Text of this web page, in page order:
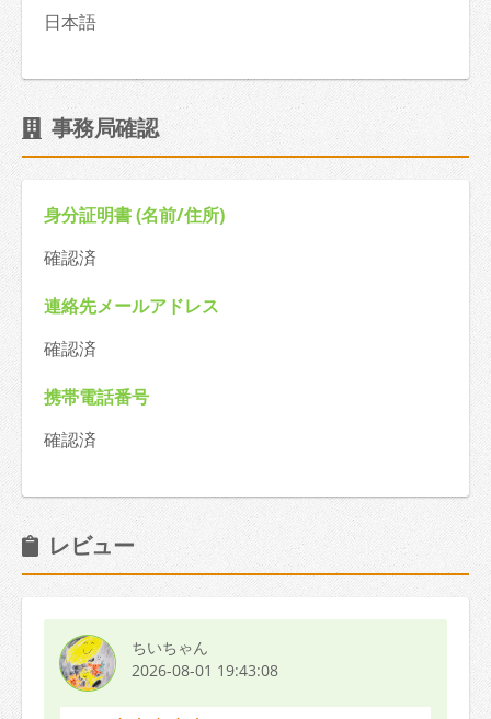
日本語
事務局確認
身分証明書 (名前/住所)
確認済
連絡先メールアドレス
確認済
携帯電話番号
確認済
レビュー
ちいちゃん
2026-08-01 19:43:08